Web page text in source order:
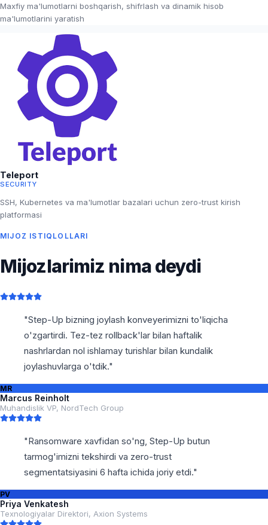
Maxfiy ma'lumotlarni boshqarish, shifrlash va dinamik hisob
ma'lumotlarini yaratish
Teleport
SECURITY
SSH, Kubernetes va ma'lumotlar bazalari uchun zero-trust kirish
platformasi
MIJOZ ISTIQLOLLARI
Mijozlarimiz nima deydi
"Step-Up bizning joylash konveyerimizni to'liqicha
o'zgartirdi. Tez-tez rollback'lar bilan haftalik
nashrlardan nol ishlamay turishlar bilan kundalik
joylashuvlarga o'tdik."
MR
Marcus Reinholt
Muhandislik VP, NordTech Group
"Ransomware xavfidan so'ng, Step-Up butun
tarmog'imizni tekshirdi va zero-trust
segmentatsiyasini 6 hafta ichida joriy etdi."
PV
Priya Venkatesh
Texnologiyalar Direktori, Axion Systems